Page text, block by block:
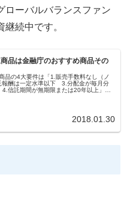
ローバルバランスファン
続中です。
品は金融庁のおすすめ商品その
品の4大要件は「1.販売手数料なし（ノ
報酬は一定水準以下 3.分配金が毎月分
信託期間が無期限または20年以上」で
2018.01.30